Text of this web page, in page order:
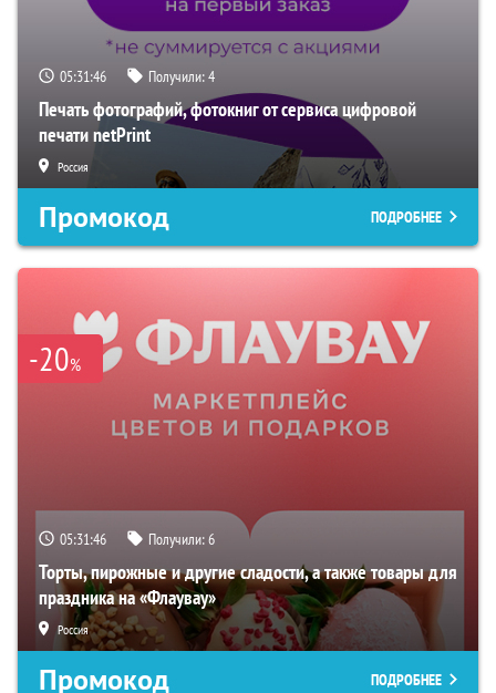
05:31:46 Получили:4
Печать фотографий, фотокниг от сервиса цифровой
печати netPrint
Россия
Промокод ПОДРОБНЕЕ
-20%
05:31:46 Получили:6
Торты, пирожные и другие сладости, а также товары для
праздника на «Флаувау»
Россия
Промокод ПОДРОБНЕЕ